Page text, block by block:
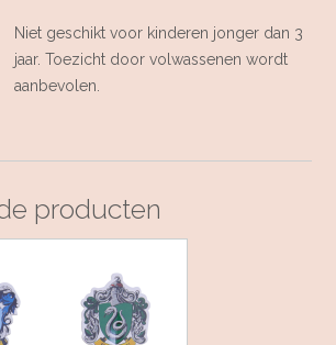
Niet geschikt voor kinderen jonger dan 3
jaar. Toezicht door volwassenen wordt
aanbevolen.
producten